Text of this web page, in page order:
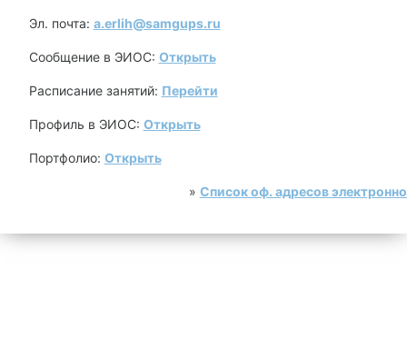
Эл. почта: a.erlih@samgups.ru
Сообщение в ЭИОС: Открыть
Расписание занятий: Перейти
Профиль в ЭИОС: Открыть
Портфолио: Открыть
» Список оф. адресов